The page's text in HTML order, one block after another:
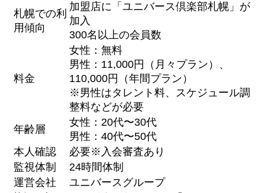
札幌での利
用傾向
加盟店に「ユニバース倶楽部札幌」が
加入
300名以上の会員数
料金
女性：無料
男性：11,000円（月々プラン）、
110,000円（年間プラン）
※男性はタレント料、スケジュール調
整料などが必要
年齢層
女性：20代〜30代
男性：40代〜50代
本人確認
必要※入会審査あり
監視体制
24時間体制
運営会社
ユニバースグループ